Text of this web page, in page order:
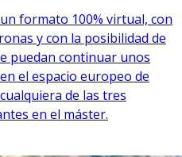
formato 100% virtual, con
y con la posibilidad de
puedan continuar unos
el espacio europeo de
de las tres
en el máster.